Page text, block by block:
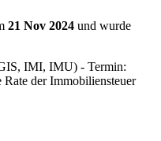
21 Nov 2024 und wurde
IMI, IMU) - Termin:
der Immobiliensteuer